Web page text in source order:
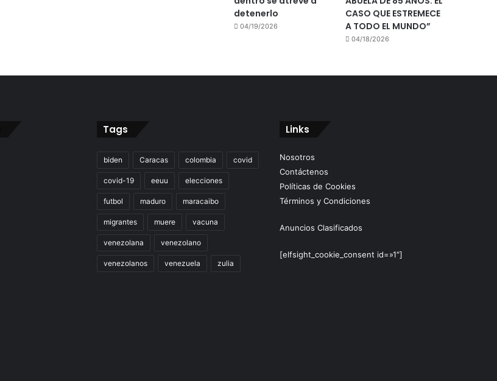
detenerlo
04/19/2026
CASO QUE ESTREMECE
A TODO EL MUNDO”
04/18/2026
Tags
biden Caracas colombia covid
covid-19 eeuu elecciones
futbol maduro maracaibo
migrantes muere vacuna
venezolana venezolano
venezolanos venezuela zulia
Links
Nosotros
Contáctenos
Políticas de Cookies
Términos y Condiciones
Anuncios Clasificados
[elfsight_cookie_consent id=»1″]